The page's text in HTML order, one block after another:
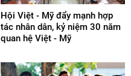
Hội Việt - Mỹ đẩy mạnh hợp
tác nhân dân, kỷ niệm 30 năm
quan hệ Việt - Mỹ